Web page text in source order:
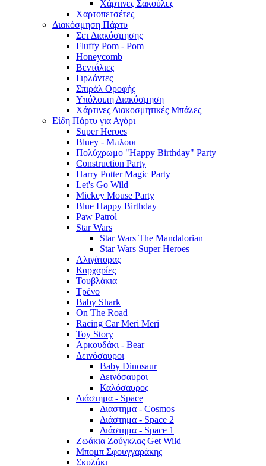
Χάρτινες Σακούλες
Χαρτοπετσέτες
Διακόσμηση Πάρτυ
Σετ Διακόσμησης
Fluffy Pom - Pom
Honeycomb
Βεντάλιες
Γιρλάντες
Σπιράλ Οροφής
Υπόλοιπη Διακόσμηση
Χάρτινες Διακοσμητικές Μπάλες
Είδη Πάρτυ για Αγόρι
Super Heroes
Bluey - Μπλουι
Πολύχρωμο "Happy Birthday" Party
Construction Party
Harry Potter Magic Party
Let's Go Wild
Mickey Mouse Party
Blue Happy Birthday
Paw Patrol
Star Wars
Star Wars The Mandalorian
Star Wars Super Heroes
Αλιγάτορας
Καρχαρίες
Τουβλάκια
Τρένο
Baby Shark
On The Road
Racing Car Meri Meri
Toy Story
Αρκουδάκι - Bear
Δεινόσαυροι
Baby Dinosaur
Δεινόσαυροι
Καλόσαυρος
Διάστημα - Space
Διαστημα - Cosmos
Διάστημα - Space 2
Διάστημα - Space 1
Ζωάκια Ζούγκλας Get Wild
Μπομπ Σφουγγαράκης
Σκυλάκι